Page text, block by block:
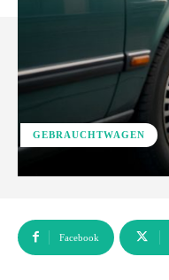
GEBRAUCHTWAGEN
Facebook